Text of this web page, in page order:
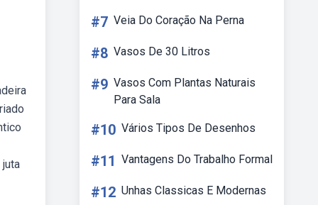
#7 Veia Do Coração Na Perna
#8 Vasos De 30 Litros
#9 Vasos Com Plantas Naturais
Para Sala
#10 Vários Tipos De Desenhos
#11 Vantagens Do Trabalho Formal
#12 Unhas Classicas E Modernas